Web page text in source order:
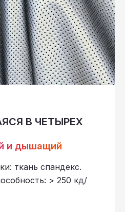
В ЧЕТЫРЕХ
и дышащий
ткань спандекс.
> 250 кд/